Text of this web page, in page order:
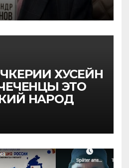
ХУСЕЙН
ЭТО
НАРОД